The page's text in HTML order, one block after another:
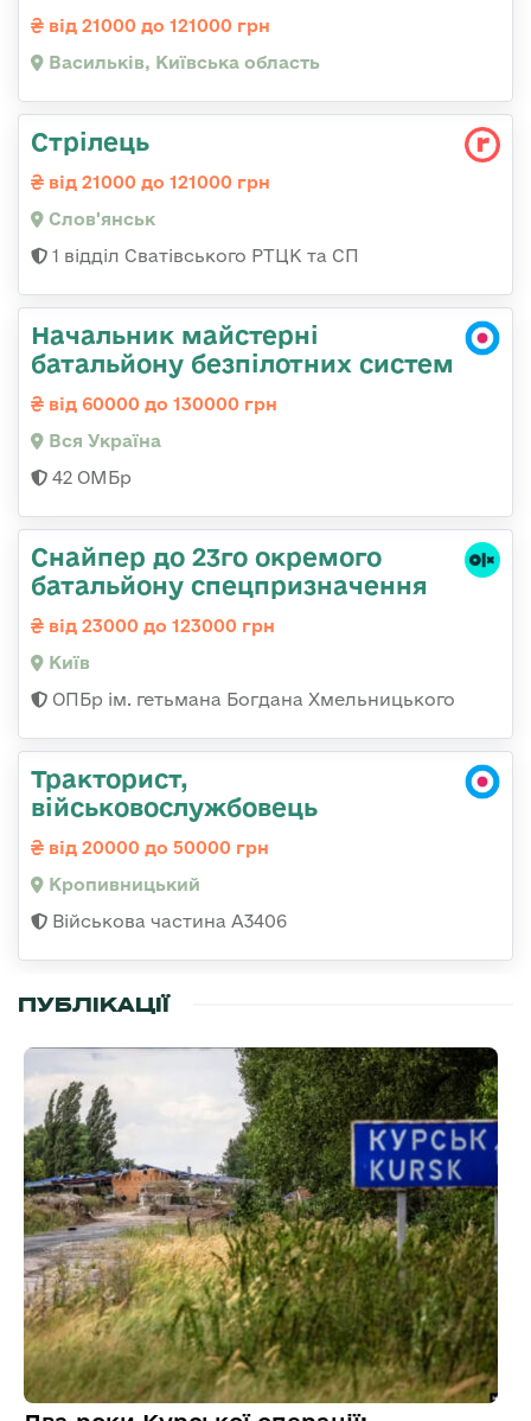
від 21000 до 121000 грн
Васильків, Київська область
Стрілець
від 21000 до 121000 грн
Слов'янськ
1 відділ Сватівського РТЦК та СП
Начальник майстерні
батальйону безпілотних систем
від 60000 до 130000 грн
Вся Україна
42 ОМБр
Снайпер до 23го окремого
батальйону спецпризначення
від 23000 до 123000 грн
Київ
ОПБр ім. гетьмана Богдана Хмельницького
Тракторист,
військовослужбовець
від 20000 до 50000 грн
Кропивницький
Військова частина А3406
ПУБЛІКАЦІЇ